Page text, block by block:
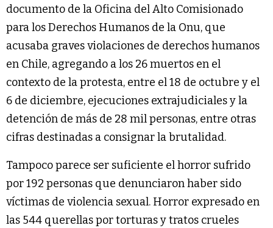
documento de la Oficina del Alto Comisionado
para los Derechos Humanos de la Onu, que
acusaba graves violaciones de derechos humanos
en Chile, agregando a los 26 muertos en el
contexto de la protesta, entre el 18 de octubre y el
6 de diciembre, ejecuciones extrajudiciales y la
detención de más de 28 mil personas, entre otras
cifras destinadas a consignar la brutalidad.
Tampoco parece ser suficiente el horror sufrido
por 192 personas que denunciaron haber sido
víctimas de violencia sexual. Horror expresado en
las 544 querellas por torturas y tratos crueles